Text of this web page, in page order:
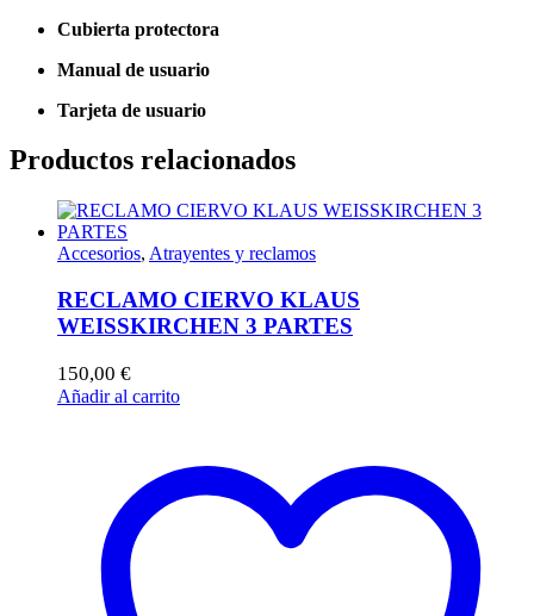
Cubierta protectora
Manual de usuario
Tarjeta de usuario
Productos relacionados
Accesorios, Atrayentes y reclamos
RECLAMO CIERVO KLAUS
WEISSKIRCHEN 3 PARTES
150,00 €
Añadir al carrito